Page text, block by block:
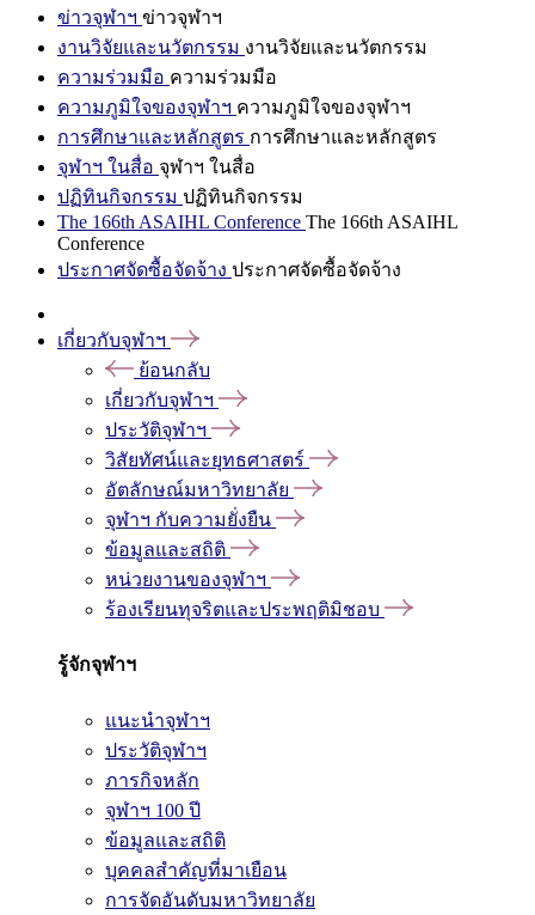
ข่าวจุฬาฯ ข่าวจุฬาฯ
งานวิจัยและนวัตกรรม งานวิจัยและนวัตกรรม
ความร่วมมือ ความร่วมมือ
ความภูมิใจของจุฬาฯ ความภูมิใจของจุฬาฯ
การศึกษาและหลักสูตร การศึกษาและหลักสูตร
จุฬาฯ ในสื่อ จุฬาฯ ในสื่อ
ปฏิทินกิจกรรม ปฏิทินกิจกรรม
The 166th ASAIHL Conference The 166th ASAIHL
Conference
ประกาศจัดซื้อจัดจ้าง ประกาศจัดซื้อจัดจ้าง
เกี่ยวกับจุฬาฯ
ย้อนกลับ
เกี่ยวกับจุฬาฯ
ประวัติจุฬาฯ
วิสัยทัศน์และยุทธศาสตร์
อัตลักษณ์มหาวิทยาลัย
จุฬาฯ กับความยั่งยืน
ข้อมูลและสถิติ
หน่วยงานของจุฬาฯ
ร้องเรียนทุจริตและประพฤติมิชอบ
รู้จักจุฬาฯ
แนะนำจุฬาฯ
ประวัติจุฬาฯ
ภารกิจหลัก
จุฬาฯ 100 ปี
ข้อมูลและสถิติ
บุคคลสำคัญที่มาเยือน
การจัดอันดับมหาวิทยาลัย